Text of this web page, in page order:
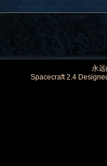
永
Spacecraft 2.4